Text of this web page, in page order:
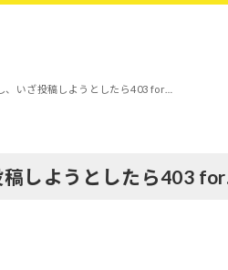
いざ投稿しようとしたら403 for…
稿しようとしたら403